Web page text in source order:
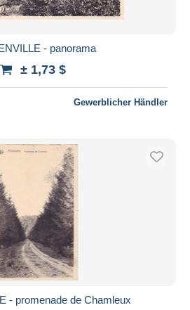
- panorama
± 1,73 $
Gewerblicher Händler
- promenade de Chamleux